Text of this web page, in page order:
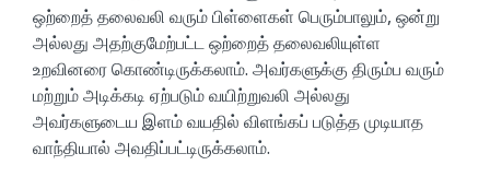
ஒற்றைத் தலைவலி வரும் பிள்ளைகள் பெரும்பாலும், ஒன்று
அல்லது அதற்குமேற்பட்ட ஒற்றைத் தலைவலியுள்ள
உறவினரை கொண்டிருக்கலாம். அவர்களுக்கு திரும்ப வரும்
மற்றும் அடிக்கடி ஏற்படும் வயிற்றுவலி அல்லது
அவர்களுடைய இளம் வயதில் விளங்கப் படுத்த முடியாத
வாந்தியால் அவதிப்பட்டிருக்கலாம்.